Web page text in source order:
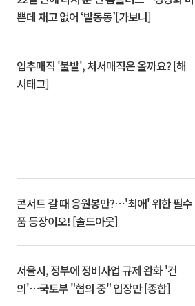
쁜데 재고 없어 ‘발동동’[가보니]
입추매직 '불발', 처서매직은 올까요? [해
시태그]
콘서트 갈 때 응원봉만?⋯'최애' 위한 필수
품 등장이오! [솔드아웃]
서울시, 정부에 정비사업 규제 완화 '건
의'⋯국토부 "협의 중" 입장만 [종합]